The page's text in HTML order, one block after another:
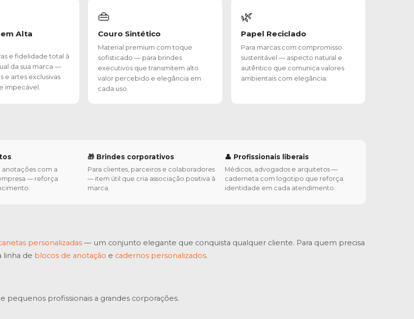
Alta
e fidelidade total à
da sua marca —
e artes exclusivas
impecável.
👜
Couro Sintético
Material premium com toque
sofisticado — para brindes
executivos que transmitem alto
valor percebido e elegância em
cada uso.
🌿
Papel Reciclado
Para marcas com compromisso
sustentável — aspecto natural e
autêntico que comunica valores
ambientais com elegância.
anotações com a
— reforça
🎁 Brindes corporativos
Para clientes, parceiros e colaboradores
— item útil que cria associação positiva à
marca.
👤 Profissionais liberais
Médicos, advogados e arquitetos —
caderneta com logotipo que reforça
identidade em cada atendimento.
personalizadas — um conjunto elegante que conquista qualquer cliente. Para quem precisa
linha de blocos de anotação e cadernos personalizados.
pequenos profissionais a grandes corporações.